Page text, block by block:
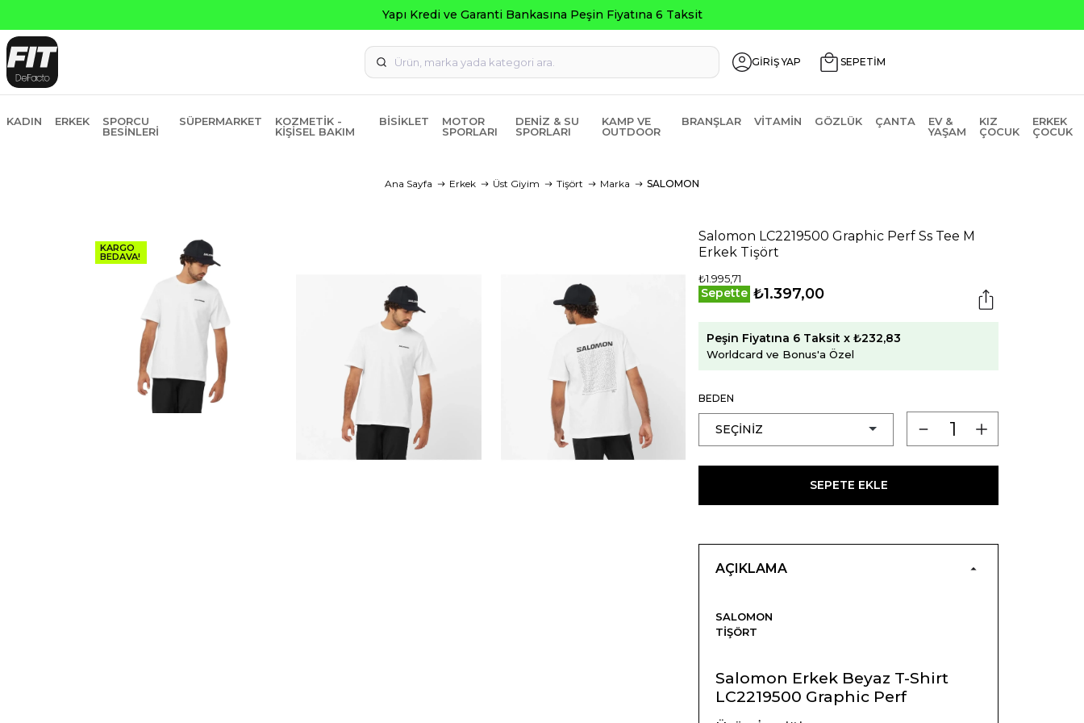
GİRİŞ YAP SEPETİM
KADIN ERKEK
SPORCU
BESINLERI
SÜPERMARKET
KOZMETIK -
KIŞISEL BAKIM
BISIKLET
MOTOR
SPORLARI
DENIZ & SU
SPORLARI
KAMP VE
OUTDOOR
BRANŞLAR VITAMIN GÖZLÜK ÇANTA
EV &
YAŞAM
KIZ
ÇOCUK
ERKEK
ÇOCUK
Ana Sayfa Erkek Üst Giyim Tişört Marka SALOMON
KARGO
BEDAVA!
Salomon LC2219500 Graphic Perf Ss Tee M
Erkek Tişört
₺1.995,71
Sepette ₺1.397,00
Peşin Fiyatına 6 Taksit x ₺232,83
Worldcard ve Bonus'a Özel
BEDEN
SEPETE EKLE
AÇIKLAMA
SALOMON
TIŞÖRT
Salomon Erkek Beyaz T-Shirt
LC2219500 Graphic Perf